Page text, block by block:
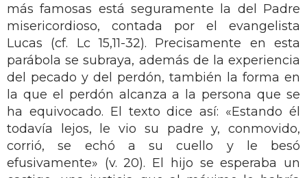
más famosas está seguramente la del Padre
misericordioso, contada por el evangelista
Lucas (cf. Lc 15,11-32). Precisamente en esta
parábola se subraya, además de la experiencia
del pecado y del perdón, también la forma en
la que el perdón alcanza a la persona que se
ha equivocado. El texto dice así: «Estando él
todavía lejos, le vio su padre y, conmovido,
corrió, se echó a su cuello y le besó
efusivamente» (v. 20). El hijo se esperaba un